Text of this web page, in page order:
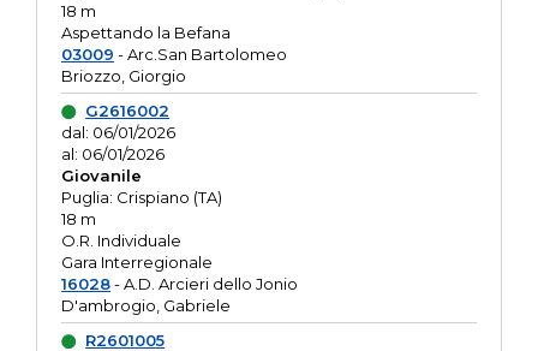
18 m
Aspettando la Befana
03009 - Arc.San Bartolomeo
Briozzo, Giorgio
G2616002
dal: 06/01/2026
al: 06/01/2026
Giovanile
Puglia: Crispiano (TA)
18 m
O.R. Individuale
Gara Interregionale
16028- A.D. Arcieri dello Jonio
D'ambrogio, Gabriele
R2601005